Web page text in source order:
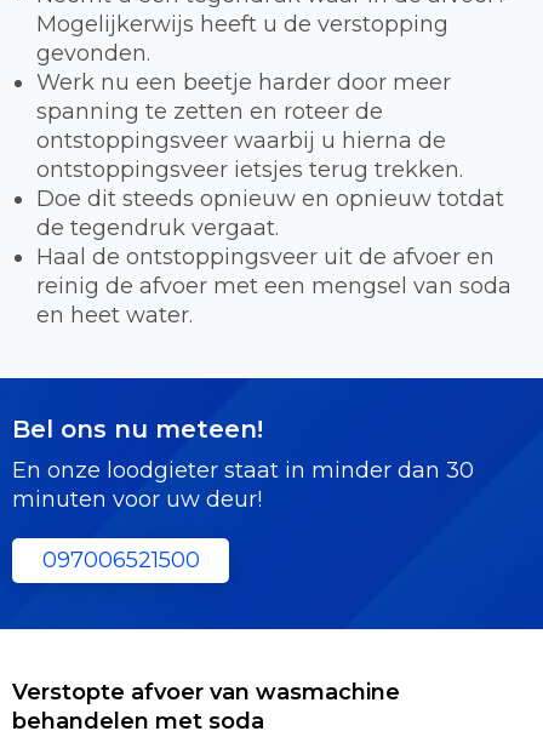
Mogelijkerwijs heeft u de verstopping
gevonden.
Werk nu een beetje harder door meer
spanning te zetten en roteer de
ontstoppingsveer waarbij u hierna de
ontstoppingsveer ietsjes terug trekken.
Doe dit steeds opnieuw en opnieuw totdat
de tegendruk vergaat.
Haal de ontstoppingsveer uit de afvoer en
reinig de afvoer met een mengsel van soda
en heet water.
Bel ons nu meteen!
En onze loodgieter staat in minder dan 30
minuten voor uw deur!
097006521500
Verstopte afvoer van wasmachine
behandelen met soda